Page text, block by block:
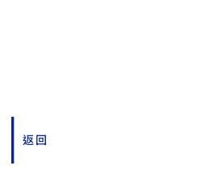
返回